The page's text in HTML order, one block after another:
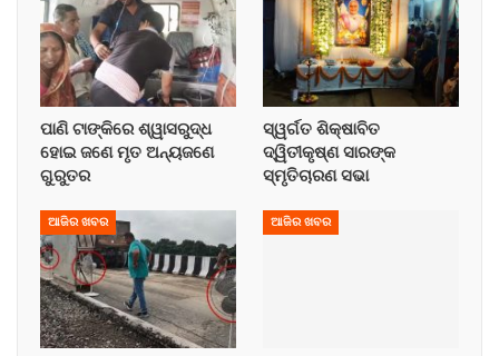
ପାଣି ଟାଙ୍କିରେ ଶ୍ୱାସରୁଦ୍ଧ
ହୋଇ ଜଣେ ମୃତ ଅନ୍ୟଜଣେ
ଗୁରୁତର
ସ୍ୱର୍ଗତ ଶିକ୍ଷାବିତ
ଦ୍ୱିତୀକୃଷ୍ଣ ସାରଙ୍କ
ସ୍ମୃତିଚାରଣ ସଭା
ଆଜିର ଖବର ଆଜିର ଖବର